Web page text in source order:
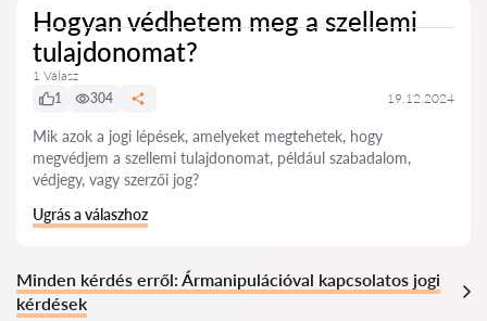
Hogyan védhetem meg a szellemi
tulajdonomat?
1 Válasz
1
304 19.12.2024
Mik azok a jogi lépések, amelyeket megtehetek, hogy
megvédjem a szellemi tulajdonomat, például szabadalom,
védjegy, vagy szerzői jog?
Ugrás a válaszhoz
Minden kérdés erről: Ármanipulációval kapcsolatos jogi
kérdések